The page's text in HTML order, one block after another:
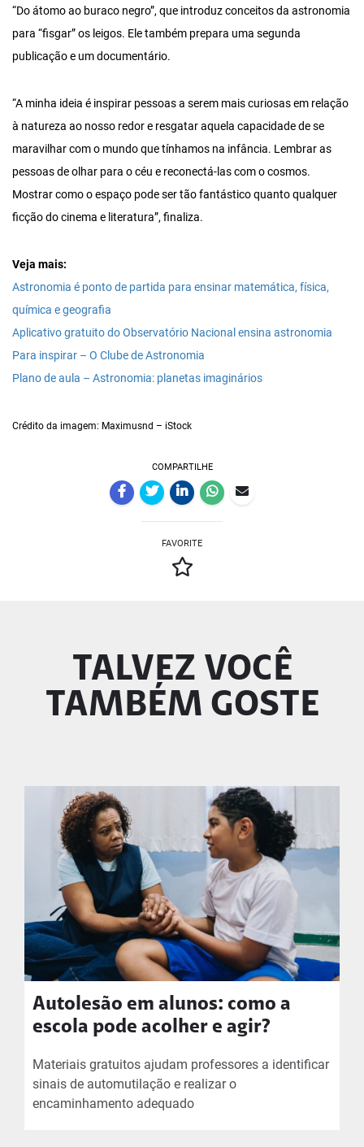
“Do átomo ao buraco negro”, que introduz conceitos da astronomia
para “fisgar” os leigos. Ele também prepara uma segunda
publicação e um documentário.
“A minha ideia é inspirar pessoas a serem mais curiosas em relação
à natureza ao nosso redor e resgatar aquela capacidade de se
maravilhar com o mundo que tínhamos na infância. Lembrar as
pessoas de olhar para o céu e reconectá-las com o cosmos.
Mostrar como o espaço pode ser tão fantástico quanto qualquer
ficção do cinema e literatura”, finaliza.
Veja mais:
Astronomia é ponto de partida para ensinar matemática, física,
química e geografia
Aplicativo gratuito do Observatório Nacional ensina astronomia
Para inspirar – O Clube de Astronomia
Plano de aula – Astronomia: planetas imaginários
Crédito da imagem: Maximusnd – iStock
COMPARTILHE
FAVORITE
TALVEZ VOCÊ
TAMBÉM GOSTE
Autolesão em alunos: como a
escola pode acolher e agir?
Materiais gratuitos ajudam professores a identificar
sinais de automutilação e realizar o
encaminhamento adequado